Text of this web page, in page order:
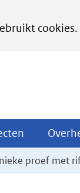
cookies.
Projecten
Uitklappen
proef met